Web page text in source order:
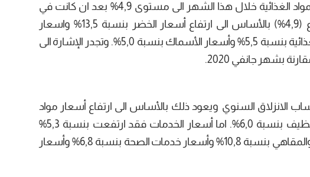
باحتساب الانزلاق السنوي تطورت وتيرة ارتفاع أسعار المواد الغذائية خلال هذا الشهر الى مستوى 4,9% بعد ان كانت في
حدود 4,4% خلال الشهر المنقضي. ويعزى هذا الارتفاع (4,9%) بالأساس الى ارتفاع أسعار الخضر بنسبة 13,5% واسعار
مشتقات الحليب والبيض بنسبة 5,7% وأسعار الزيوت الغذائية بنسبة 5,5% وأسعار الأسماك بنسبة 5,0%. وتجدر الإشارة الى
المصنعة ارتفاع بنسبة 4,6% باحتساب الانزلاق السنوي ويعود ذلك بالأساس الى ارتفاع أسعار مواد
البناء بنسبة 6,7% وأسعار مواد صيانة المنزل ومواد التنظيف بنسبة 6,0%. اما أسعار الخدمات فقد ارتفعت بنسبة 5,3%
ويعزى ذلك بالأساس الى ارتفاع أسعار خدمات المطاعم والمقاهي بنسبة 10,8% وأسعار خدمات الصحة بنسبة 6,8% وأسعار